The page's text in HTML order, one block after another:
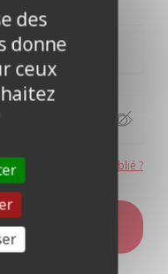
Mot de passe oublié ?
des
donne
ceux